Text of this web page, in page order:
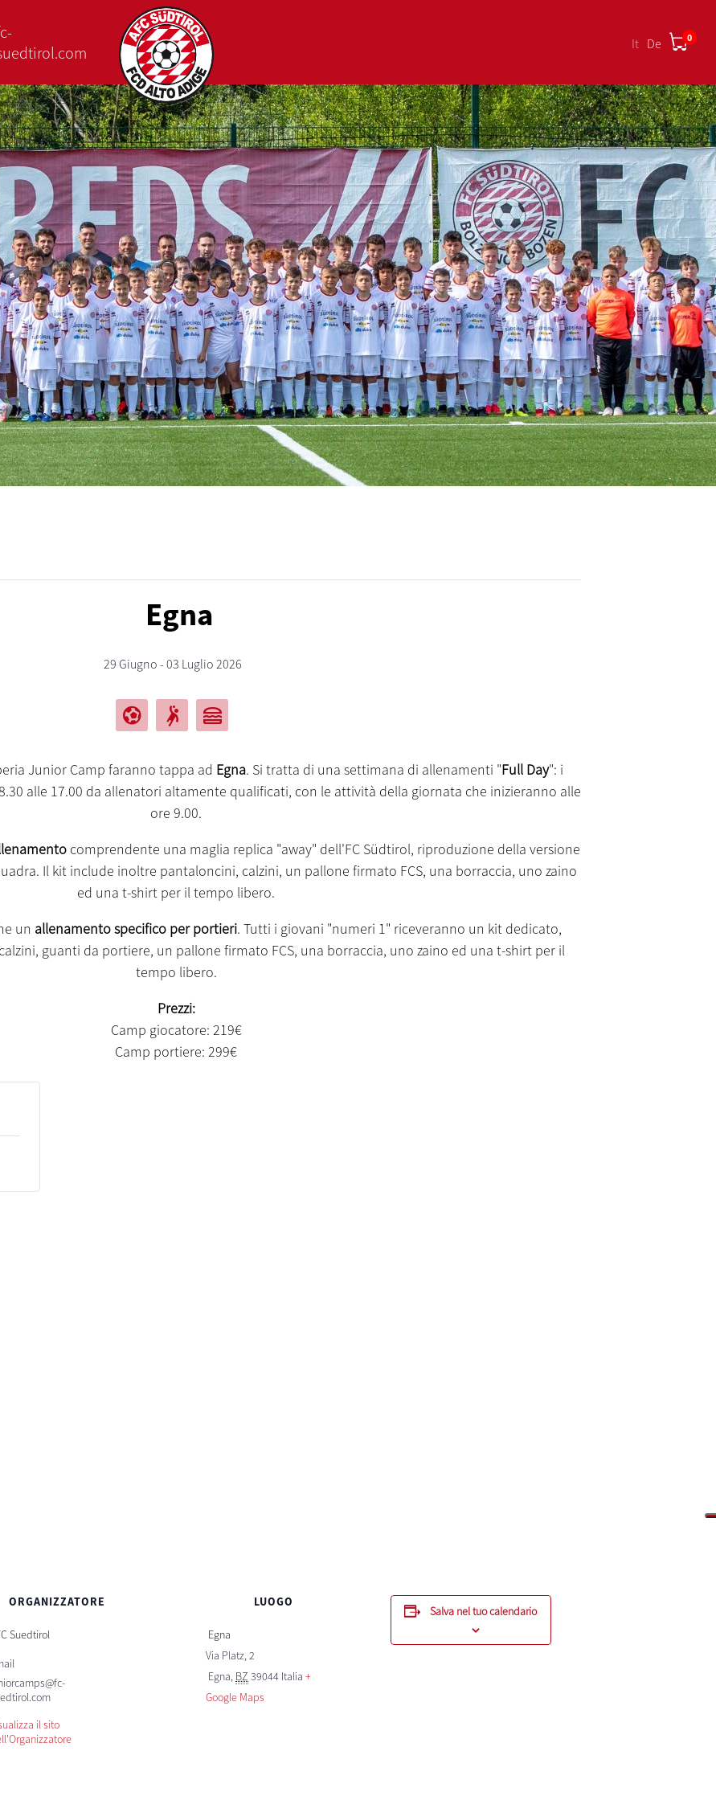
it de 0
Egna
29 Giugno - 03 Luglio 2026
sports_and_outdoors sports_handball lunch_dining
Junior Camp faranno tappa ad Egna. Si tratta di una settimana di allenamenti "Full Day": i
alle 17.00 da allenatori altamente qualificati, con le attività della giornata che inizieranno alle
ore 9.00.
comprendente una maglia replica "away" dell'FC Südtirol, riproduzione della versione
Il kit include inoltre pantaloncini, calzini, un pallone firmato FCS, una borraccia, uno zaino
ed una t-shirt per il tempo libero.
un allenamento specifico per portieri. Tutti i giovani "numeri 1" riceveranno un kit dedicato,
guanti da portiere, un pallone firmato FCS, una borraccia, uno zaino ed una t-shirt per il
tempo libero.
Prezzi:
Camp giocatore: 219€
Camp portiere: 299€
ORGANIZZATORE
Suedtirol
il sito
LUOGO
Egna
Via Platz, 2
Egna, BZ 39044 Italia +
Google Maps
Salva nel tuo calendario